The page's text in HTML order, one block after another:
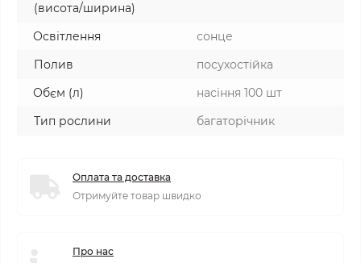
(висота/ширина)
Освітлення
сонце
Полив
посухостійка
Обєм (л)
насіння 100 шт
Тип рослини
багаторічник
Оплата та доставка
Отримуйте товар швидко
Про нас